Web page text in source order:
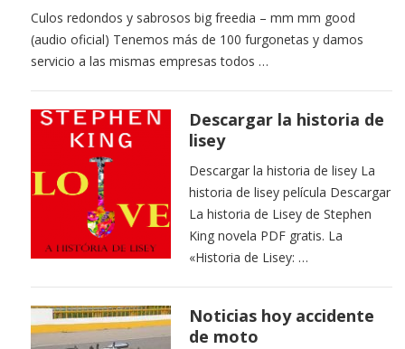
Culos redondos y sabrosos big freedia – mm mm good
(audio oficial) Tenemos más de 100 furgonetas y damos
servicio a las mismas empresas todos …
Descargar la historia de
lisey
Descargar la historia de lisey La
historia de lisey película Descargar
La historia de Lisey de Stephen
King novela PDF gratis. La
«Historia de Lisey: …
Noticias hoy accidente
de moto